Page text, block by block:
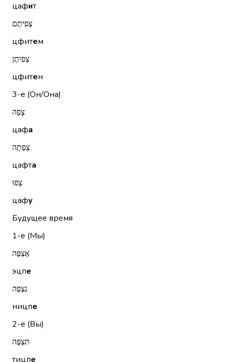
цафит
צְפִיתֶם
цфитем
צְפִיתֶן
цфитен
3-е (Он/Она)
צָפָה
цафа
צָפְתָה
цафта
צָפוּ
цафу
Будущее время
1-е (Мы)
אֶצְפֶּה
эцпе
נִצְפֶּה
ницпе
2-е (Вы)
תִּצְפֶּה
тицпе